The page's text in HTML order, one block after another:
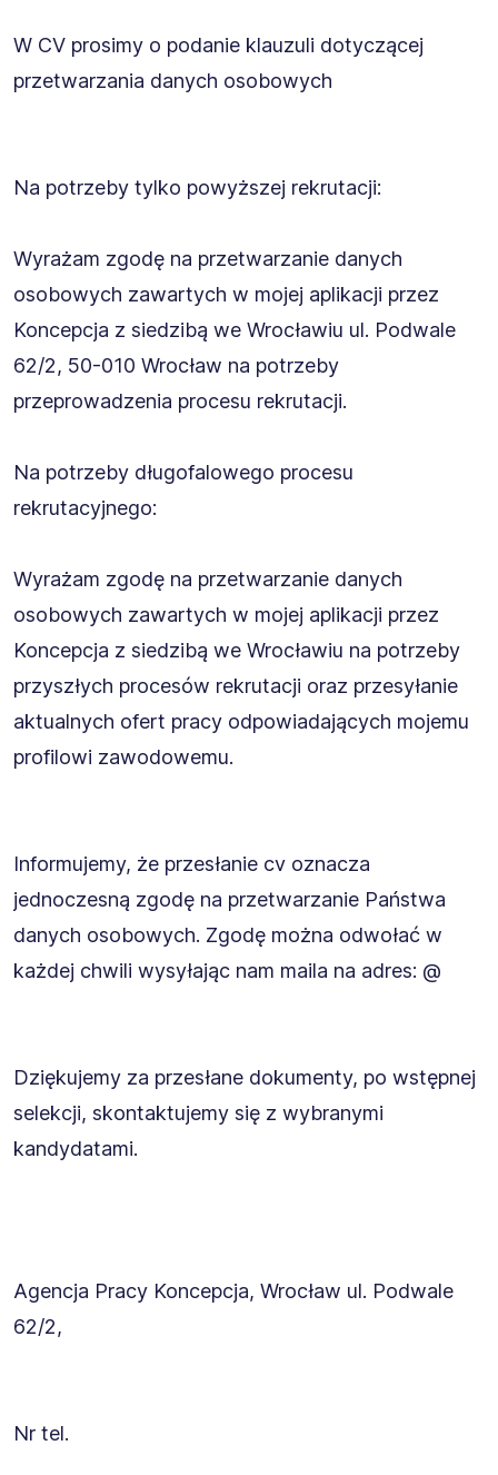
W CV prosimy o podanie klauzuli dotyczącej
przetwarzania danych osobowych
Na potrzeby tylko powyższej rekrutacji:
Wyrażam zgodę na przetwarzanie danych
osobowych zawartych w mojej aplikacji przez
Koncepcja z siedzibą we Wrocławiu ul. Podwale
62/2, 50-010 Wrocław na potrzeby
przeprowadzenia procesu rekrutacji.
Na potrzeby długofalowego procesu
rekrutacyjnego:
Wyrażam zgodę na przetwarzanie danych
osobowych zawartych w mojej aplikacji przez
Koncepcja z siedzibą we Wrocławiu na potrzeby
przyszłych procesów rekrutacji oraz przesyłanie
aktualnych ofert pracy odpowiadających mojemu
profilowi zawodowemu.
Informujemy, że przesłanie cv oznacza
jednoczesną zgodę na przetwarzanie Państwa
danych osobowych. Zgodę można odwołać w
każdej chwili wysyłając nam maila na adres: @
Dziękujemy za przesłane dokumenty, po wstępnej
selekcji, skontaktujemy się z wybranymi
kandydatami.
Agencja Pracy Koncepcja, Wrocław ul. Podwale
62/2,
Nr tel.